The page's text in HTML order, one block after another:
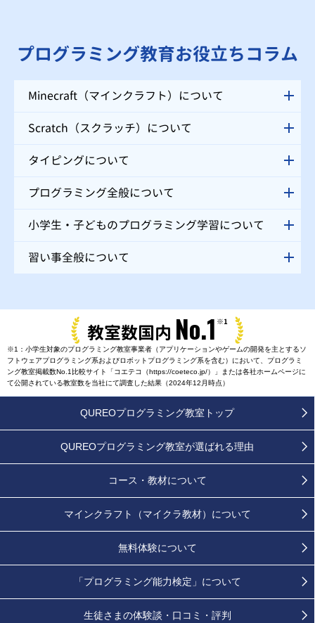
プログラミング教育お役立ちコラム
Minecraft（マインクラフト）について
Scratch（スクラッチ）について
タイピングについて
プログラミング全般について
小学生・子どものプログラミング学習について
習い事全般について
教室数国内 No.1 ※1
※1：小学生対象のプログラミング教室事業者（アプリケーションやゲームの開発を主とするソ
フトウェアプログラミング系およびロボットプログラミング系を含む）において、プログラミ
ング教室掲載数No.1比較サイト「コエテコ（https://coeteco.jp/）」または各社ホームページに
て公開されている教室数を当社にて調査した結果（2024年12月時点）
QUREOプログラミング教室トップ
QUREOプログラミング教室が選ばれる理由
コース・教材について
マインクラフト（マイクラ教材）について
無料体験について
「プログラミング能力検定」 について
生徒さまの体験談・口コミ・評判